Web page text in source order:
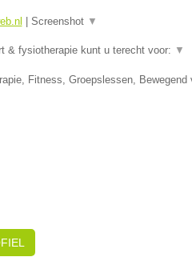
Screenshot ▼
& fysiotherapie kunt u terecht voor: ▼
Fitness, Groepslessen, Bewegend